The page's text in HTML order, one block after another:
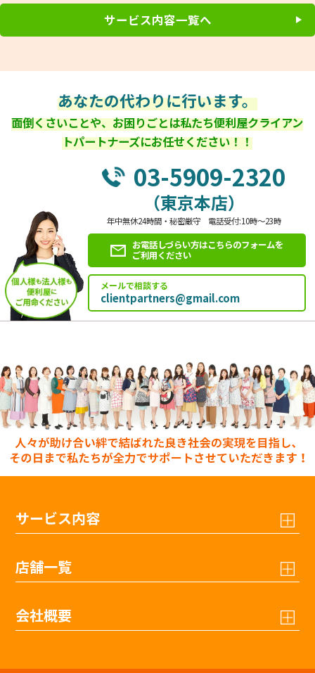
サービス内容一覧へ
あなたの代わりに行います。
面倒くさいことや、お困りごとは私たち便利屋クライアン
トパートナーズにお任せください！！
03-5909-2320
（東京本店）
年中無休24時間・秘密厳守 電話受付:10時～23時
お電話しづらい方はこちらのフォームを
ご利用ください
メールで相談する
clientpartners@gmail.com
サービス内容
店舗一覧
会社概要